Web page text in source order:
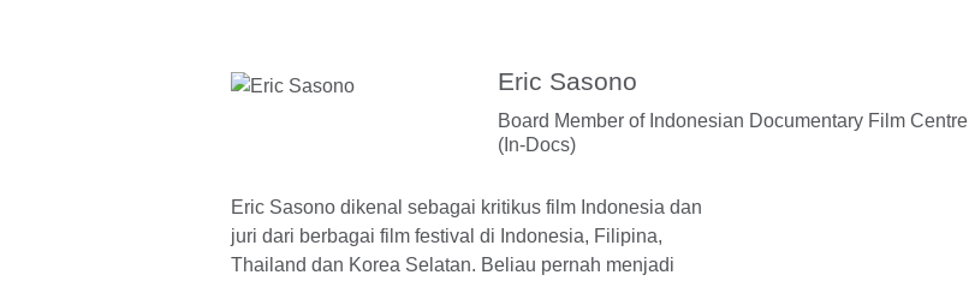
Eric Sasono
Board Member of Indonesian Documentary Film Centre
(In-Docs)
Eric Sasono dikenal sebagai kritikus film Indonesia dan
juri dari berbagai film festival di Indonesia, Filipina,
Thailand dan Korea Selatan. Beliau pernah menjadi